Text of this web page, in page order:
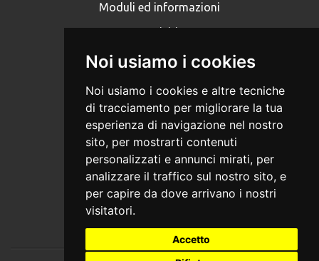
Noi usiamo i cookies
Noi usiamo i cookies e altre tecniche
di tracciamento per migliorare la tua
esperienza di navigazione nel nostro
sito, per mostrarti contenuti
personalizzati e annunci mirati, per
analizzare il traffico sul nostro sito, e
per capire da dove arrivano i nostri
visitatori.
Accetto
Moduli ed informazioni
Iscriviti
Privacy Policy
MEDIA
Foto
Video